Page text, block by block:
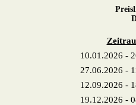
10.01.2026 -
27.06.2026 -
12.09.2026 -
19.12.2026 -